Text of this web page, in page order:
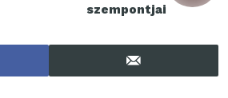
szempontjai